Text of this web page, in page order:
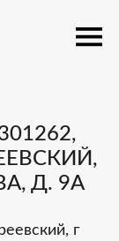
Д. 9А
г